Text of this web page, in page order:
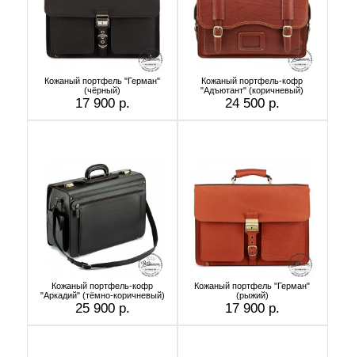
Кожаный портфель "Герман"
(чёрный)
17 900 р.
Кожаный портфель-кофр
"Адъютант" (коричневый)
24 500 р.
Кожаный портфель-кофр
"Аркадий" (тёмно-коричневый)
25 900 р.
Кожаный портфель "Герман"
(рыжий)
17 900 р.